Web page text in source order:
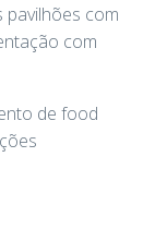
com
com
de food